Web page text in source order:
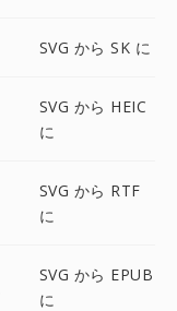
SVG から SK に
SVG から HEIC
に
SVG から RTF
に
SVG から EPUB
に